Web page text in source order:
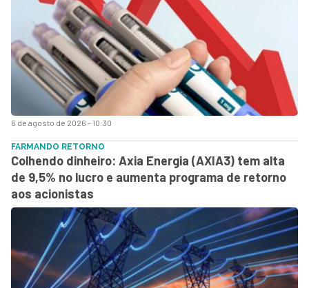
6 de agosto de 2026 - 10:30
FARMANDO RETORNO
Colhendo dinheiro: Axia Energia (AXIA3) tem alta
de 9,5% no lucro e aumenta programa de retorno
aos acionistas